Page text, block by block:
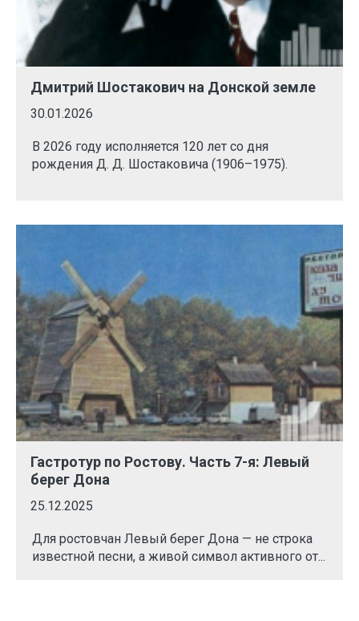
Дмитрий Шостакович на Донской земле
30.01.2026
В 2026 году исполняется 120 лет со дня
рождения Д. Д. Шостаковича (1906–1975).
Гастротур по Ростову. Часть 7-я: Левый
берег Дона
25.12.2025
Для ростовчан Левый берег Дона — не строка
известной песни, а живой символ активного от...